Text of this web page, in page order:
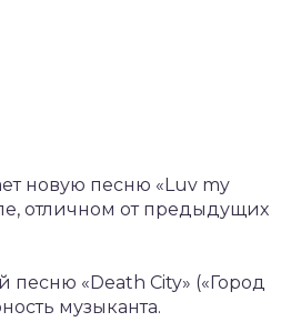
новую песню «Luv my
отличном от предыдущих
песню «Death City» («Город
музыканта.